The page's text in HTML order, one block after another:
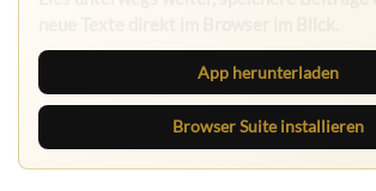
App herunterladen
Browser Suite installieren